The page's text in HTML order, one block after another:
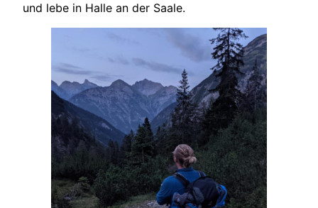
und lebe in Halle an der Saale.